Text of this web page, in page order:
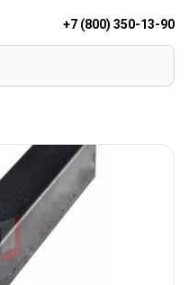
+7 (800) 350-13-90